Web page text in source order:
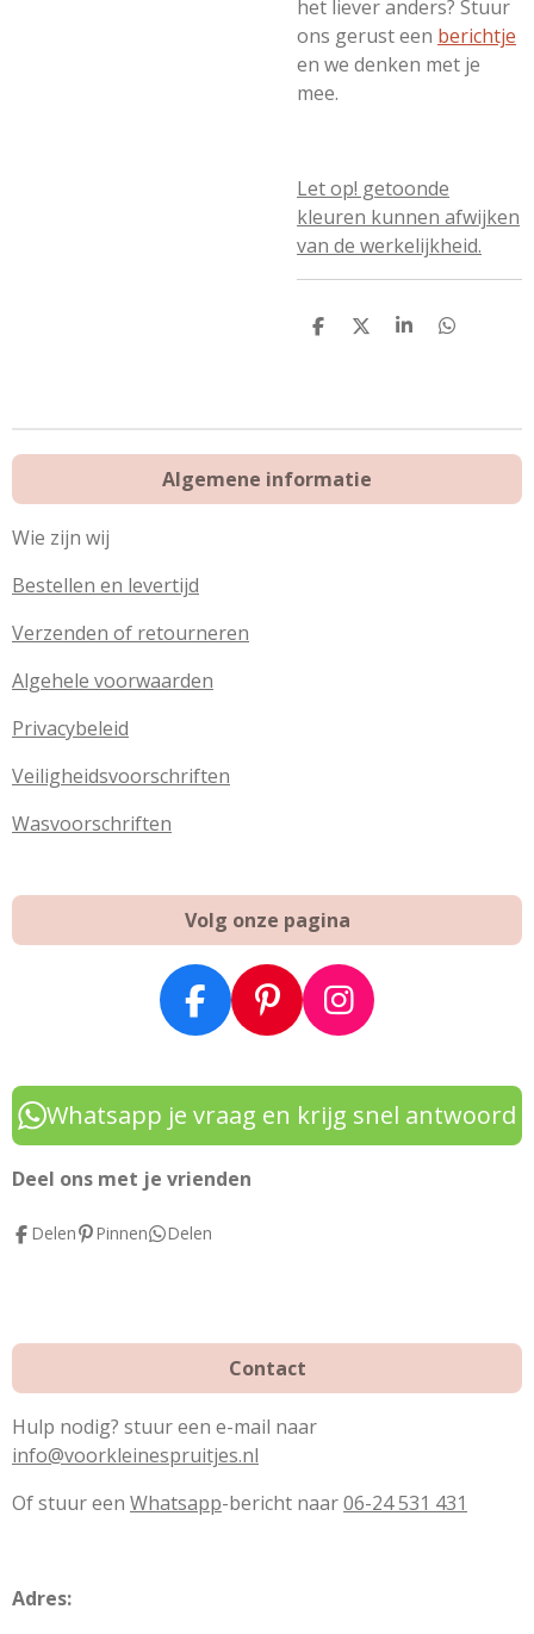
het liever anders? Stuur
ons gerust een berichtje
en we denken met je
mee.
Let op! getoonde
kleuren kunnen afwijken
van de werkelijkheid.
D
D
S
D
Algemene informatie
Wie zijn wij
Bestellen en levertijd
Verzenden of retourneren
Algehele voorwaarden
Privacybeleid
Veiligheidsvoorschriften
Wasvoorschriften
Volg onze pagina
F
a
c
e
b
o
k
P
i
n
t
e
I
n
s
t
a
Whatsapp je vraag en krijg snel antwoord
Deel ons met je vrienden
Delen Pinnen Delen
Contact
Hulp nodig? stuur een e-mail naar
info@voorkleinespruitjes.nl
Of stuur een Whatsapp-bericht naar06-24 531 431
Adres: